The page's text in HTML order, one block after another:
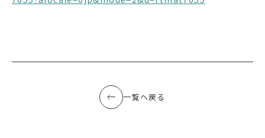
一覧へ戻る